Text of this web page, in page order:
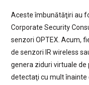
Aceste îmbunătăţiri au
Corporate Security
senzori OPTEX. Acum,
de senzori IR wireless
genera ziduri virtuale
detectaţi cu mult înainte